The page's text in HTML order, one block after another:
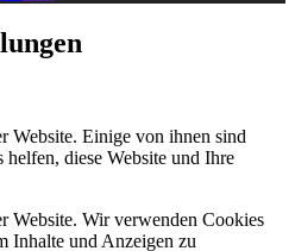
Website. Einige von ihnen sind
helfen, diese Website und Ihre
Website. Wir verwenden Cookies
Inhalte und Anzeigen zu